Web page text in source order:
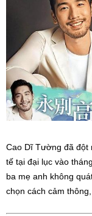
Cao Dĩ Tường đã đột
tế tại đại lục vào
ba mẹ anh không
chọn cách cảm